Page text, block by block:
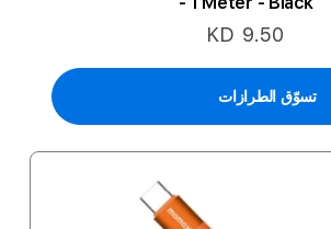
KD 9.50
تسوّق الطرازات